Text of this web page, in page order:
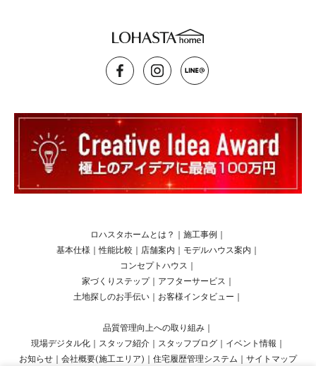
ロハスタホームとは？ 施工事例
基本仕様 ｜性能比較 店舗案内 モデルハウス案内
コンセプトハウス
家づくりステップ
アフターサービス
土地探しのお手伝い
お客様インタビュー
品質管理向上への取り組み
現場デジタル化
スタッフ紹介 スタッフブログ イベント情報
お知らせ
会社概要(施工エリア) 住宅履歴管理システム サイトマップ